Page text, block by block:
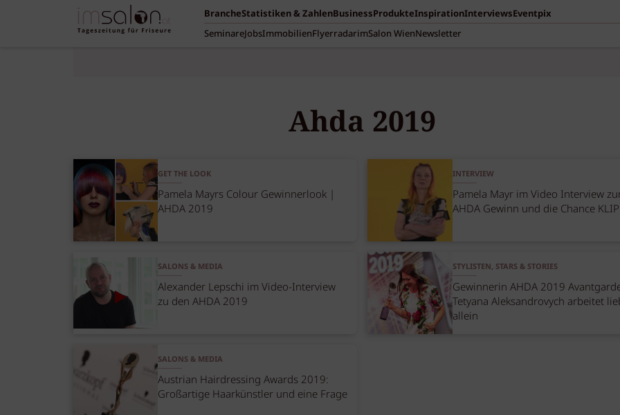
BrancheStatistiken & ZahlenBusinessProdukteInspirationInterviewsEventpix
SeminareJobsImmobilienFlyerradarimSalon WienNewsletter
Ahda 2019
GET THE LOOK
Pamela Mayrs Colour Gewinnerlook |
AHDA 2019
INTERVIEW
Pamela Mayr im Video Interview
AHDA Gewinn und die Chance
SALONS & MEDIA
Alexander Lepschi im Video-Interview
zu den AHDA 2019
STYLISTEN, STARS & STORIES
Gewinnerin AHDA 2019
Tetyana Aleksandrovych arbeitet
allein
SALONS & MEDIA
Austrian Hairdressing Awards 2019:
Großartige Haarkünstler und eine Frage